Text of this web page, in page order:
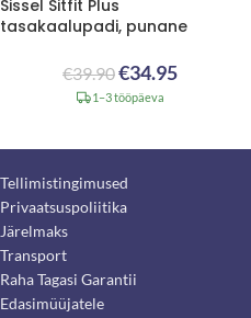
Sissel Sitfit Plus
tasakaalupadi, punane
€39.90€34.95
1–3 tööpäeva
Tellimistingimused
Privaatsuspoliitika
Järelmaks
Transport
Raha Tagasi Garantii
Edasimüüjatele